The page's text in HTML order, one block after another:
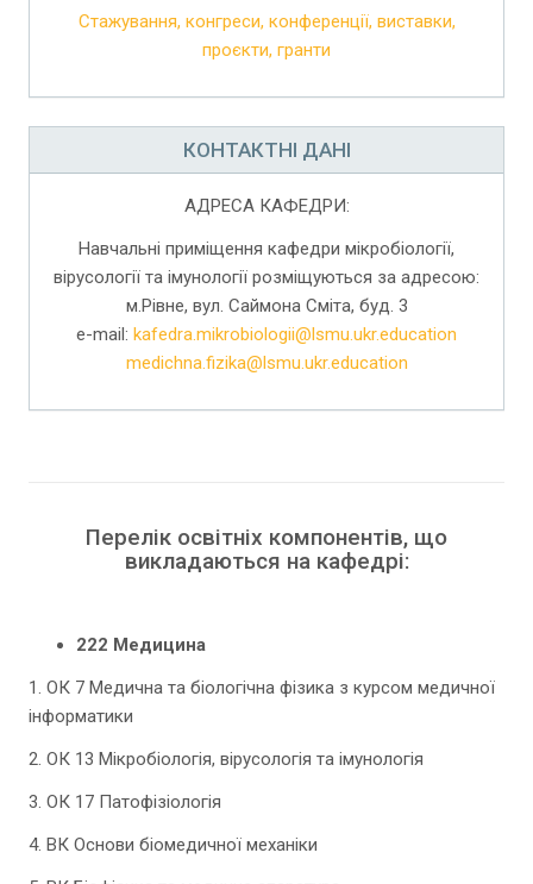
Стажування, конгреси, конференції, виставки,
проєкти, гранти
КОНТАКТНІ ДАНІ
АДРЕСА КАФЕДРИ:
Навчальні приміщення кафедри мікробіології,
вірусології та імунології розміщуються за адресою:
м.Рівне, вул. Саймона Сміта, буд. 3
e-mail: kafedra.mikrobiologii@lsmu.ukr.education
medichna.fizika@lsmu.ukr.education
Перелік освітніх компонентів, що
викладаються на кафедрі:
222 Медицина
1. ОК 7 Медична та біологічна фізика з курсом медичної
інформатики
2. ОК 13 Мікробіологія, вірусологія та імунологія
3. ОК 17 Патофізіологія
4. ВК Основи біомедичної механіки